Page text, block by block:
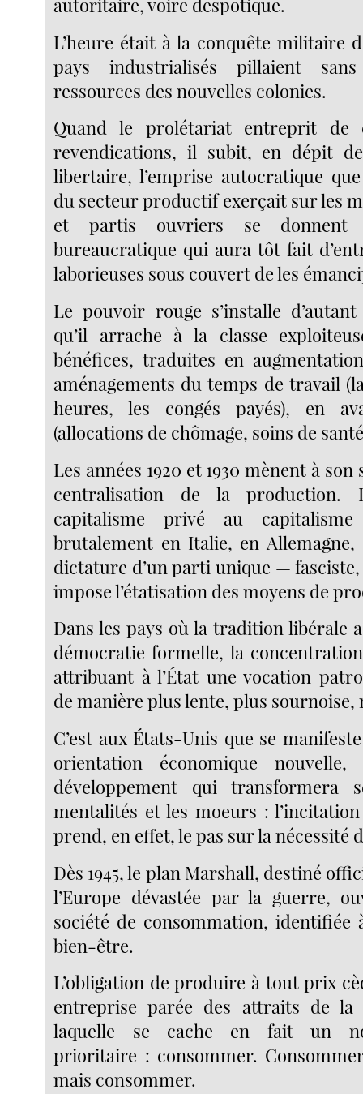
L’heure était à la conquête militaire
pays industrialisés pillaient
ressources des nouvelles colonies.
Quand le prolétariat entreprit de
revendications, il subit, en dépit
libertaire, l’emprise autocratique
du secteur productif exerçait sur les
et partis ouvriers se donnent
bureaucratique qui aura tôt fait
laborieuses sous couvert de les
Le pouvoir rouge s’installe
qu’il arrache à la classe
bénéfices, traduites en
aménagements du temps de travail
heures, les congés payés), en
(allocations de chômage, soins de
Les années 1920 et 1930 mènent à
centralisation de la production.
capitalisme privé au capitalisme
brutalement en Italie, en Allemagne,
dictature d’un parti unique —
impose l’étatisation des moyens de
Dans les pays où la tradition libérale
démocratie formelle, la
attribuant à l’État une vocation
de manière plus lente, plus sournoise,
C’est aux États-Unis que se
orientation économique
développement qui transformera
mentalités et les moeurs :
prend, en effet, le pas sur la nécessité
Dès 1945, le plan Marshall, destiné
l’Europe dévastée par la guerre,
société de consommation, identifiée
bien-être.
L’obligation de produire à tout prix
entreprise parée des attraits de la
laquelle se cache en fait un
prioritaire : consommer.
mais consommer.